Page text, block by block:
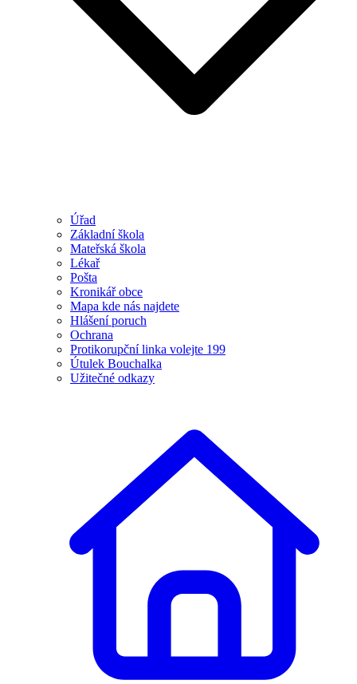
Úřad
Základní škola
Mateřská škola
Lékař
Pošta
Kronikář obce
Mapa kde nás najdete
Hlášení poruch
Ochrana
Protikorupční linka volejte 199
Útulek Bouchalka
Užitečné odkazy